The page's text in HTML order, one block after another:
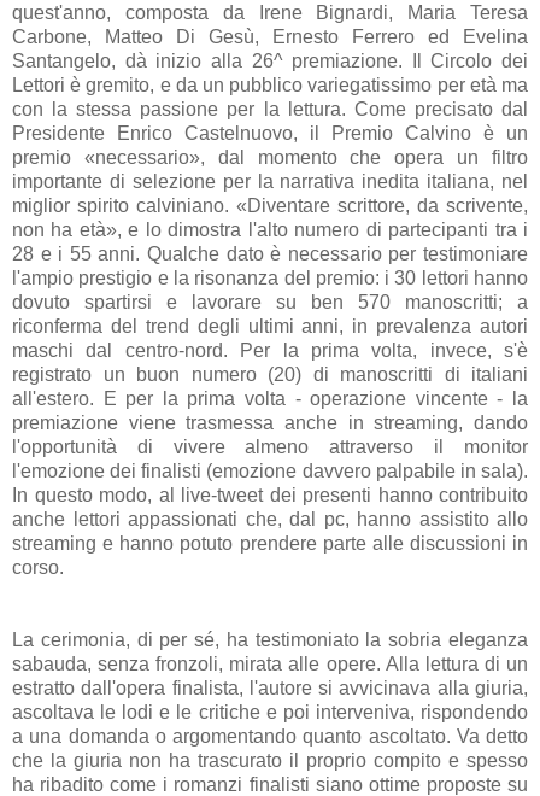
quest'anno, composta da Irene Bignardi, Maria Teresa
Carbone, Matteo Di Gesù, Ernesto Ferrero ed Evelina
Santangelo, dà inizio alla 26^ premiazione. Il Circolo dei
Lettori è gremito, e da un pubblico variegatissimo per età ma
con la stessa passione per la lettura. Come precisato dal
Presidente Enrico Castelnuovo, il Premio Calvino è un
premio «necessario», dal momento che opera un filtro
importante di selezione per la narrativa inedita italiana, nel
miglior spirito calviniano. «Diventare scrittore, da scrivente,
non ha età», e lo dimostra l'alto numero di partecipanti tra i
28 e i 55 anni. Qualche dato è necessario per testimoniare
l'ampio prestigio e la risonanza del premio: i 30 lettori hanno
dovuto spartirsi e lavorare su ben 570 manoscritti; a
riconferma del trend degli ultimi anni, in prevalenza autori
maschi dal centro-nord. Per la prima volta, invece, s'è
registrato un buon numero (20) di manoscritti di italiani
all'estero. E per la prima volta - operazione vincente - la
premiazione viene trasmessa anche in streaming, dando
l'opportunità di vivere almeno attraverso il monitor
l'emozione dei finalisti (emozione davvero palpabile in sala).
In questo modo, al live-tweet dei presenti hanno contribuito
anche lettori appassionati che, dal pc, hanno assistito allo
streaming e hanno potuto prendere parte alle discussioni in
corso.
La cerimonia, di per sé, ha testimoniato la sobria eleganza
sabauda, senza fronzoli, mirata alle opere. Alla lettura di un
estratto dall'opera finalista, l'autore si avvicinava alla giuria,
ascoltava le lodi e le critiche e poi interveniva, rispondendo
a una domanda o argomentando quanto ascoltato. Va detto
che la giuria non ha trascurato il proprio compito e spesso
ha ribadito come i romanzi finalisti siano ottime proposte su